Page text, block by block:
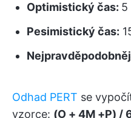
Optimistický čas: 5
Pesimistický čas:
Odhad PERT se
vzorce: (O + 4M +P) /